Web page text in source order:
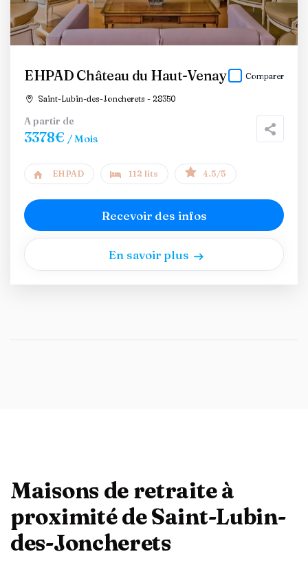
EHPAD Château du Haut-Venay
Saint-Lubin-des-Joncherets - 28350
Comparer
A partir de
3378€ / Mois
EHPAD 112 lits 4.5/5
Recevoir des infos
En savoir plus
Maisons de retraite à
proximité de Saint-Lubin-
des-Joncherets